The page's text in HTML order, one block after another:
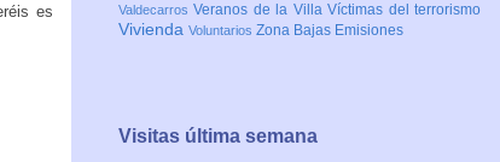
es
ValdecarrosVeranos de la VillaVíctimas del terrorismo
Vivienda Voluntarios Zona Bajas Emisiones
Visitas última semana